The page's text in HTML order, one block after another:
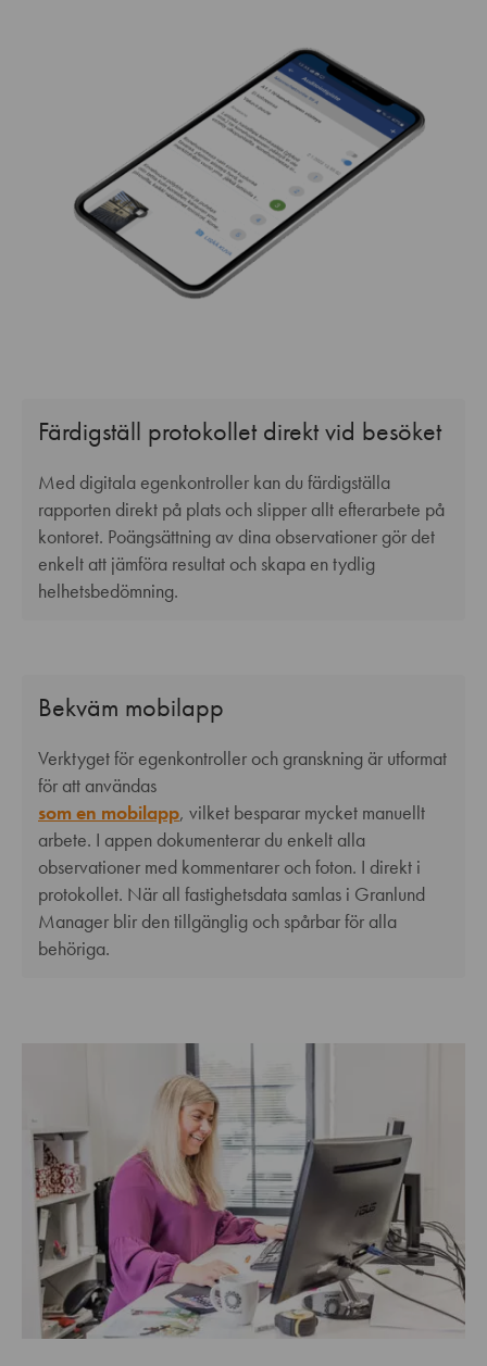
Färdigställ protokollet direkt vid besöket
Med digitala egenkontroller kan du färdigställa
rapporten direkt på plats och slipper allt efterarbete på
kontoret. Poängsättning av dina observationer gör det
enkelt att jämföra resultat och skapa en tydlig
helhetsbedömning.
Bekväm mobilapp
Verktyget för egenkontroller och granskning är utformat
för att användas
som en mobilapp, vilket besparar mycket manuellt
arbete. I appen dokumenterar du enkelt alla
observationer med kommentarer och foton. I direkt i
protokollet. När all fastighetsdata samlas i Granlund
Manager blir den tillgänglig och spårbar för alla
behöriga.